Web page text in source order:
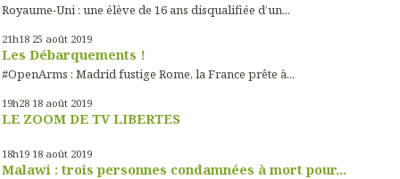
Royaume-Uni : une élève de 16 ans disqualifiée d’un...
21h18 25 août 2019
Les Débarquements !
#OpenArms : Madrid fustige Rome, la France prête à...
19h28 18 août 2019
LE ZOOM DE TV LIBERTES
18h19 18 août 2019
Malawi : trois personnes condamnées à mort pour...